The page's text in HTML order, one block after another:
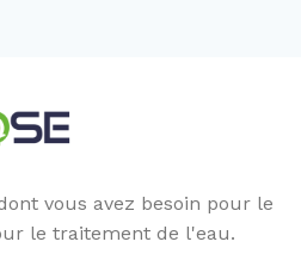
vous avez besoin pour le
le traitement de l'eau.